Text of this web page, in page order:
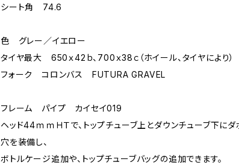
シート角 74.6
色 グレー／イエロー
タイヤ最大 650ｘ42ｂ、700ｘ38ｃ（ホイール、タイヤにより）
フォーク コロンバス FUTURA GRAVEL
フレーム パイプ カイセイ019
ヘッド44ｍｍＨＴで、トップチューブ上とダウンチューブ下にダ
穴を装備し、
ボトルケージ追加や、トップチューブバッグの追加できます。